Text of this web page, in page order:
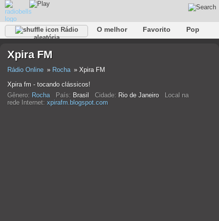
Rádio
aleatória
O melhor Favorito
Pop
Rap
Falk
Xpira FM
Rádio Online Rocha
Xpira FM
Xpira fm - tocando clássicos!
Gênero: Rocha País: Brasil Cidade: Rio de Janeiro
Local na
rede Internet: xpirafm.blogspot.com